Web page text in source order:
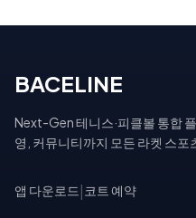
BACELINE
Next-Gen 테니스·피클볼 통합
영, 커뮤니티까지 모든 라켓 스포
앱 다운로드 코트 예약